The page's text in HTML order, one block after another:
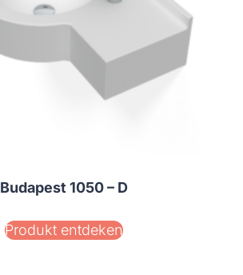
Budapest 1050 – D
Produkt entdeken